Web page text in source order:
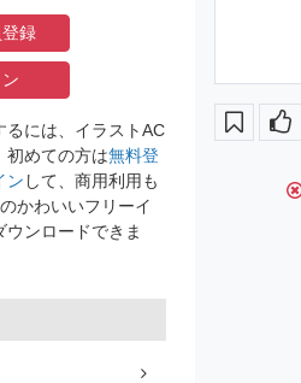
録
るには、イラストAC
初めての方は無料登
ン して、商用利用も
かわいいフリーイ
ンロードできま